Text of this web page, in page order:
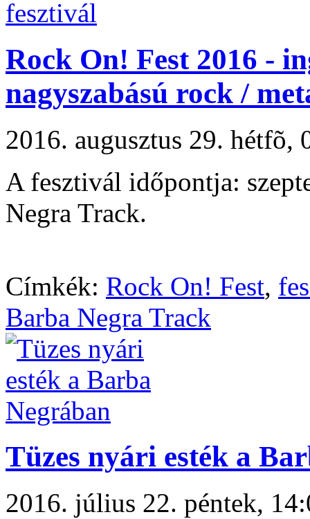
Rock On! Fest 2016 -
nagyszabású rock /
2016. augusztus 29.
A fesztivál időpontja:
Negra Track.
Címkék: Rock On! Fest,
Barba Negra Track
Tüzes nyári esték a
2016. július 22. péntek,